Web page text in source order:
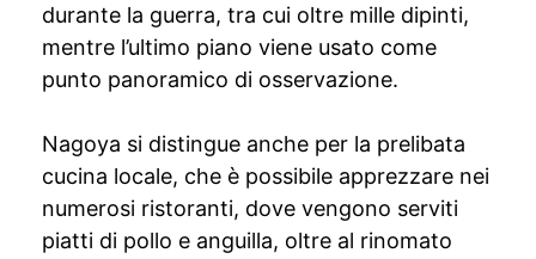
durante la guerra, tra cui oltre mille dipinti,
mentre l’ultimo piano viene usato come
punto panoramico di osservazione.
Nagoya si distingue anche per la prelibata
cucina locale, che è possibile apprezzare nei
numerosi ristoranti, dove vengono serviti
piatti di pollo e anguilla, oltre al rinomato